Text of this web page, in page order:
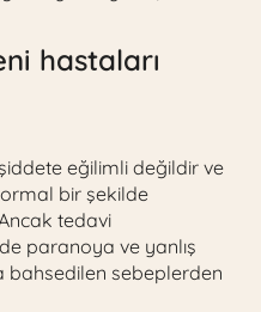
hastaları
eğilimli değildir ve
bir şekilde
tedavi
paranoya ve yanlış
bahsedilen sebeplerden